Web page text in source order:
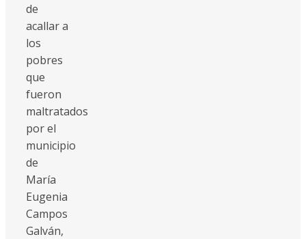
de
acallar a
los
pobres
que
fueron
maltratados
por el
municipio
de
María
Eugenia
Campos
Galván,